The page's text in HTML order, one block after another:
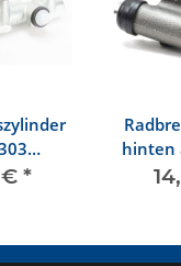
€ *
hinten